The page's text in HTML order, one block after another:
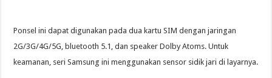
Ponsel ini dapat digunakan pada dua kartu SIM dengan jaringan
2G/3G/4G/5G, bluetooth 5.1, dan speaker Dolby Atoms. Untuk
keamanan, seri Samsung ini menggunakan sensor sidik jari di layarnya.